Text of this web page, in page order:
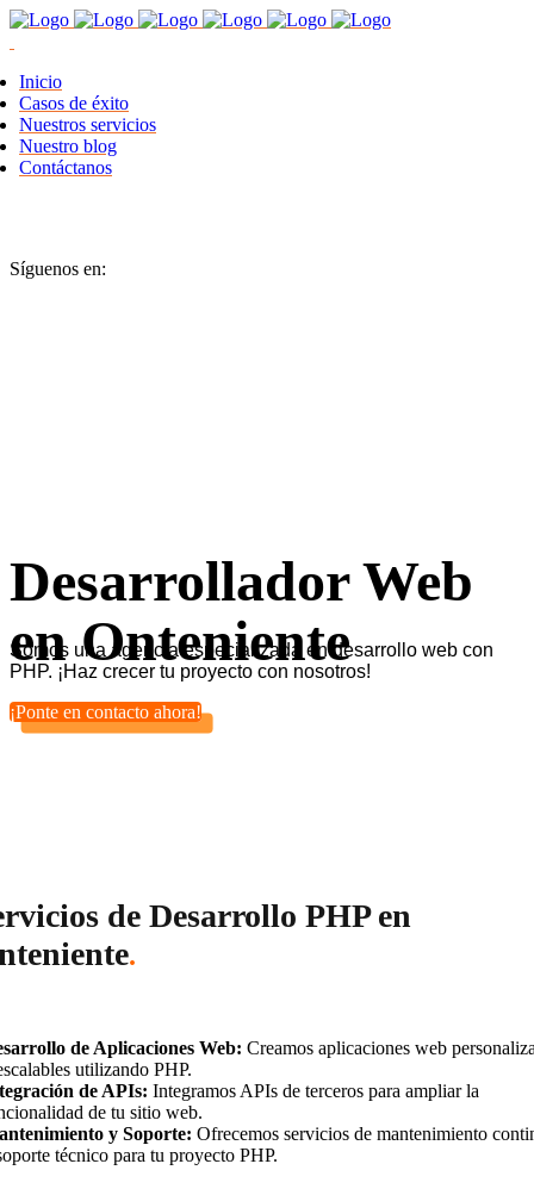
Inicio
Casos de éxito
Nuestros servicios
Nuestro blog
Contáctanos
Síguenos en:
Desarrollador Web
en Onteniente
Somos una agencia especializada en desarrollo web con
PHP. ¡Haz crecer tu proyecto con nosotros!
¡Ponte en contacto ahora!
de Desarrollo PHP en
.
de Aplicaciones Web: Creamos aplicaciones web
utilizando PHP.
de APIs: Integramos APIs de terceros para ampliar la
de tu sitio web.
y Soporte: Ofrecemos servicios de mantenimiento
técnico para tu proyecto PHP.